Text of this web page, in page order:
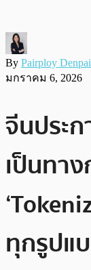
By Pairploy
มกราคม 6, 2026
จีนประ
เป็นทา
ทุกรูปแ